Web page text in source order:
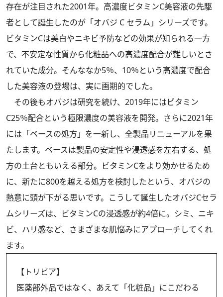
存在が注目された2001年。高濃度ビタミンC美容液の先駆
者として誕生したのが「オバジ C セラム」シリーズです。
ビタミンCは美白やニキビ予防などの効果が知られる一方
で、不安定な性質から化粧品への高濃度配合が難しいとさ
れていた成分。そんななか5％、10％という高濃度で配合
した美容液の登場は、実に画期的でした。
その後もオバジは研究を続け、2019年にはビタミン
C25％配合という極限濃度の美容液を開発。さらに2021年
には「ベースの処方」を一新し、全製品リニューアルを果
たします。ベースは製品の安定性や浸透感を左右する、処
方の土台ともいえる部分。ビタミンCをより効かせるため
に、新たに800を越える処方を検討したという、オバジの
熱意に頭が下がる思いです。こうして誕生したオバジCセラ
ムシリーズは、ビタミンCの浸透感が約4倍に。シミ、ニキ
ビ、ハリ感など、さまざまな肌悩みにアプローチしてくれ
ます。
【トリビア】
医薬部外品ではなく、あえて「化粧品」にこだわる